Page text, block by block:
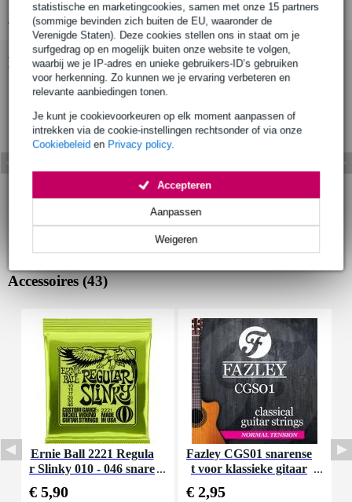
statistische en marketingcookies, samen met onze 15 partners
(sommige bevinden zich buiten de EU, waaronder de
Verenigde Staten). Deze cookies stellen ons in staat om je
surfgedrag op en mogelijk buiten onze website te volgen,
waarbij we je IP-adres en unieke gebruikers-ID’s gebruiken
voor herkenning. Zo kunnen we je ervaring verbeteren en
relevante aanbiedingen tonen.
Je kunt je cookievoorkeuren op elk moment aanpassen of
intrekken via de cookie-instellingen rechtsonder of via onze
Cookiebeleid en Privacy policy.
Weigeren
Aanpassen
Accepteren
Bekijk alle productspecificaties
Bekijk ook eens (1)
Accessoires (43)
Ernie Ball 2221 Regula
r Slinky 010 - 046 snare
€ 5,90
Fazley CGS01 snarense
t voor klassieke gitaar
€ 2,95